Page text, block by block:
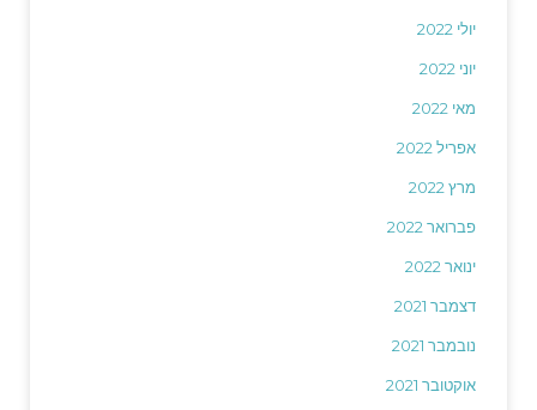
יולי 2022
יוני 2022
מאי 2022
אפריל 2022
מרץ 2022
פברואר 2022
ינואר 2022
דצמבר 2021
נובמבר 2021
אוקטובר 2021